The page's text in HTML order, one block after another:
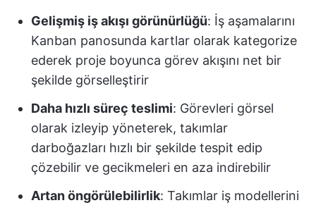
Gelişmiş iş akışı görünürlüğü: İş aşamalarını
Kanban panosunda kartlar olarak kategorize
ederek proje boyunca görev akışını net bir
şekilde görselleştirir
Daha hızlı süreç teslimi: Görevleri görsel
olarak izleyip yöneterek, takımlar
darboğazları hızlı bir şekilde tespit edip
çözebilir ve gecikmeleri en aza indirebilir
Artan öngörülebilirlik: Takımlar iş modellerini